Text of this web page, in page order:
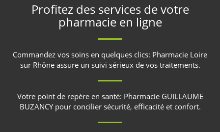
Profitez des services de votre
pharmacie en ligne
Commandez vos soins en quelques clics: Pharmacie Loire
sur Rhôneassure un suivi sérieux de vos traitements.
Votre point de repère en santé: Pharmacie GUILLAUME
BUZANCYpour concilier sécurité, efficacité et confort.